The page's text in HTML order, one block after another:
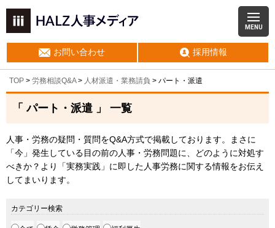
MENU
お問い合わせ 採用情報
TOP > 労務相談Q&A> 人材派遣・業務請負 > パート・派遣
「 パート・派遣 」 一覧
人事・労務の疑問・質問をQ&A方式で掲載しております。まさに
「今」発生している目の前の人事・労務問題に、どのように対処す
べきか？より「実務実践」に即した人事労務に関する情報をお伝え
してまいります。
カテゴリー検索